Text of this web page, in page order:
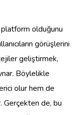
olduğunu
görüşlerini
geliştirmek,
Böylelikle
olur hem de
Gerçekten de, bu